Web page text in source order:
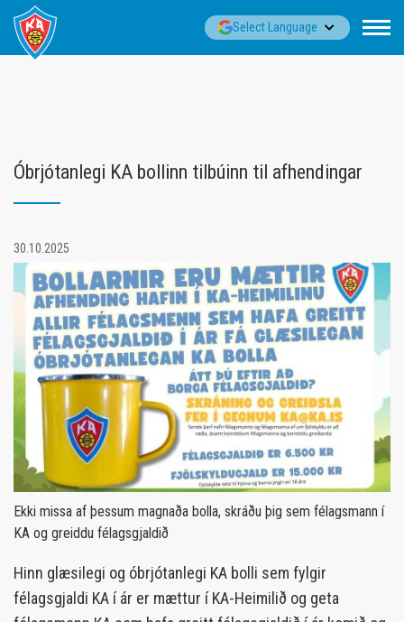
Fara
Select Language▼
Óbrjótanlegi KA bollinn tilbúinn til afhendingar
30.10.2025
Ekki missa af þessum magnaða bolla, skráðu þig sem félagsmann í
KA og greiddu félagsgjaldið
Hinn glæsilegi og óbrjótanlegi KA bolli sem fylgir
félagsgjaldi KA í ár er mættur í KA-Heimilið og geta